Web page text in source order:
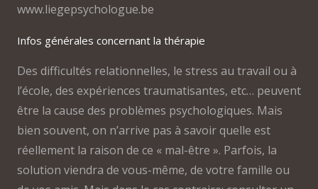
www.liegepsychologue.be
Infos générales concernant la thérapie
Des difficultés relationnelles, le stress au travail ou à
l’école, des expériences traumatisantes, etc… peuvent
être la cause des problèmes psychologiques. Mais
bien souvent, on n’arrive pas à savoir quelle est
réellement la raison de ce « mal-être ». Parfois, la
solution viendra de vous-même, de votre famille ou